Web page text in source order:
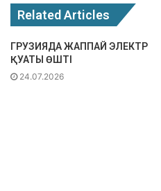
Related Articles
ГРУЗИЯДА ЖАППАЙ ЭЛЕКТР
ҚУАТЫ ӨШТІ
24.07.2026